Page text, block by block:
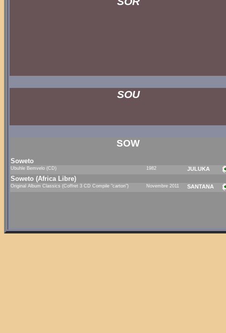
SOU
SOW
Soweto
Ubuhle Bemvelo (CD) 1982 JULUKA
Soweto (Africa Libre)
Original Album Classics (Coffret 3 CD Compile "carton") Novembre 2011 SANTANA